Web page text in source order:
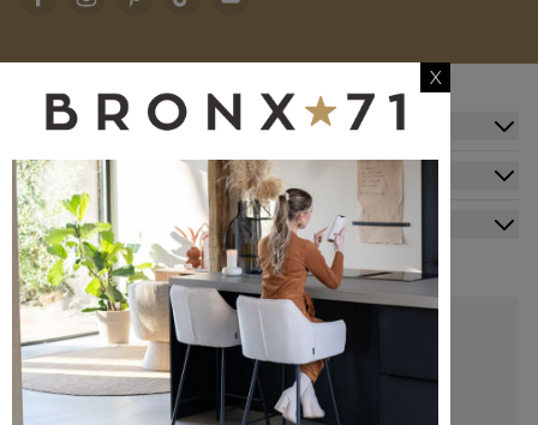
Zusatzinformation
Kundendienst
Mein Konto
Kontakt
+49 20341512060
X